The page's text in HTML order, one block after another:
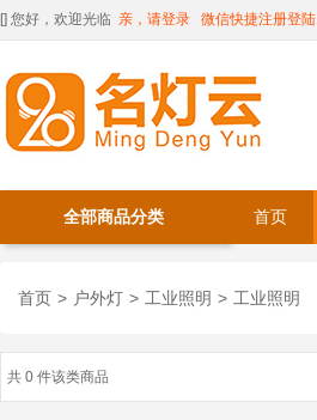
[] 您好，欢迎光临 亲，请登录 微信快捷注册登陆
全部商品分类 首页
首页 > 户外灯 > 工业照明 > 工业照明
共 0 件该类商品